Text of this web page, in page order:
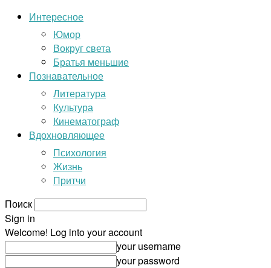
Интересное
Юмор
Вокруг света
Братья меньшие
Познавательное
Литература
Культура
Кинематограф
Вдохновляющее
Психология
Жизнь
Притчи
Поиск
Sign in
Welcome! Log into your account
your username
your password